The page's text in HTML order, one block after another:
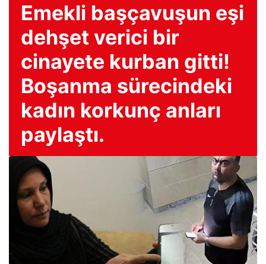
Emekli başçavuşun eşi
dehşet verici bir
cinayete kurban gitti!
Boşanma sürecindeki
kadın korkunç anları
paylaştı.